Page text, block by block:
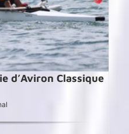
d’Aviron Classique